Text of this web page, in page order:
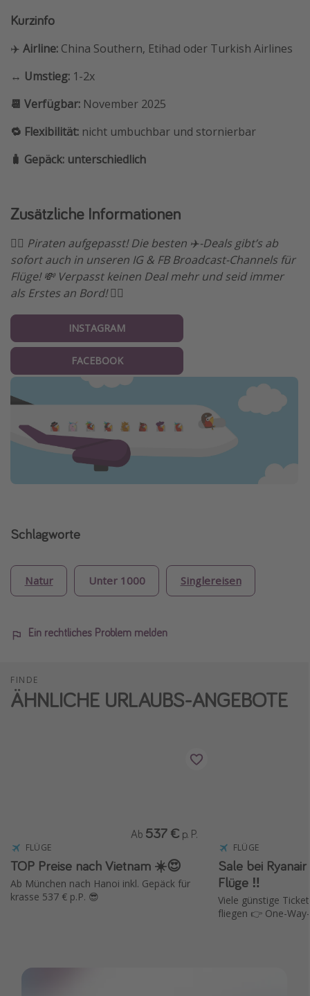
Kurzinfo
✈️ Airline: China Southern, Etihad oder Turkish Airlines
↔️ Umstieg: 1-2x
📆 Verfügbar: November 2025
🔁 Flexibilität: nicht umbuchbar und stornierbar
🧳 Gepäck: unterschiedlich
Zusätzliche Informationen
🏴‍☠️ Piraten aufgepasst! Die besten ✈️-Deals gibt’s ab
sofort auch in unseren IG & FB Broadcast-Channels für
Flüge! 💸 Verpasst keinen Deal mehr und seid immer
als Erstes an Bord! 🏴‍☠️
INSTAGRAM
FACEBOOK
Schlagworte
Natur Unter 1000 Singlereisen
Ein rechtliches Problem melden
FINDE
ÄHNLICHE URLAUBS-ANGEBOTE
FLÜGE
TOP Preise nach Vietnam ☀️😍
Ab München nach Hanoi inkl. Gepäck für
krasse 537 € p.P. 😎
Ab 537 € p. P.
FLÜGE
Sale bei Ryanair ✈️ 15 %
Flüge ‼️
Viele günstige
fliegen 👉 One-